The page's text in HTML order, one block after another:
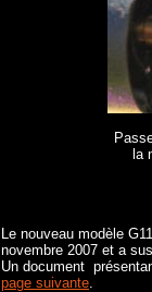
la
Le nouveau modèle
novembre 2007 et a
Un document
page suivante.